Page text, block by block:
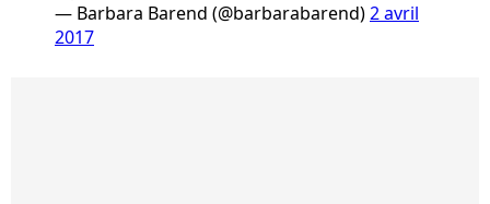
— Barbara Barend (@barbarabarend)2 avril
2017